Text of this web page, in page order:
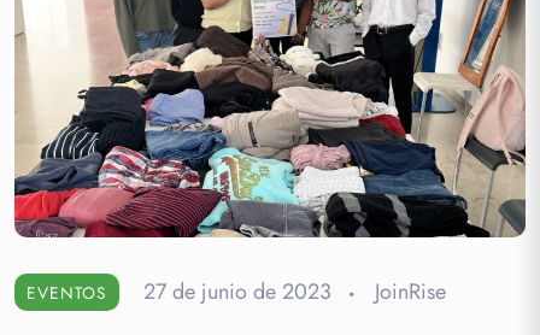
EVENTOS 27 de junio de 2023 JoinRise